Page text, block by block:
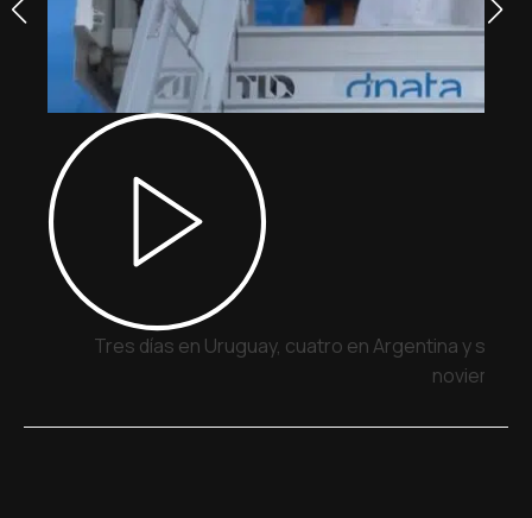
Tres días en Uruguay, cuatro en Argentina y siete
noviembre